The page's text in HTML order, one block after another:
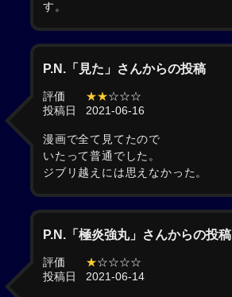
す。
P.N.「見た」さんからの投稿
評価 ★★☆☆☆
投稿日
2021-06-16
漫画で全て見てたので
いたって普通でした。
ジブリ越えには思えなかった。
P.N.「極炎強丸」さんからの投稿
評価 ★☆☆☆☆
投稿日
2021-06-14